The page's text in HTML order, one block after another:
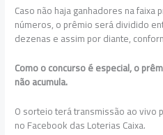
Caso não haja ganhadores na faixa
números, o prêmio será dividido
dezenas e assim por diante,
Como o concurso é especial, o
não acumula.
O sorteio terá transmissão ao vivo
no Facebook das Loterias Caixa.